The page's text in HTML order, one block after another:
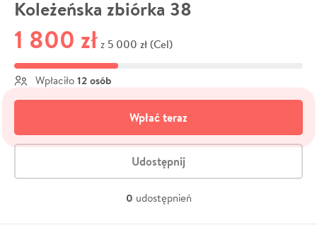
Koleżeńska zbiórka 38
1 800 zł z 5 000 zł (Cel)
Wpłaciło 12 osób
Wpłać teraz
Udostępnij
0 udostępnień